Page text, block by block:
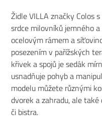
Židle VILLA značky Colos
srdce milovníků jemného
ocelovým rámem a
posezením v pařížských
křivek a spojů je sedák
usnadňuje pohyb a
modelu můžete různými
dvorek a zahradu, ale
či bistra.